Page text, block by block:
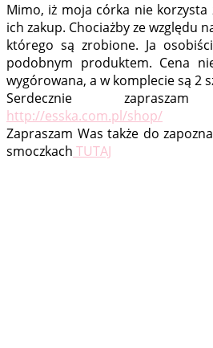
Mimo, iż moja córka nie korzysta
ich zakup. Chociażby ze względu
którego są zrobione. Ja
podobnym produktem. Cena
wygórowana, a w komplecie są 2
Serdecznie
http://esska.com.pl/shop/
Zapraszam Was także do
smoczkach TUTAJ